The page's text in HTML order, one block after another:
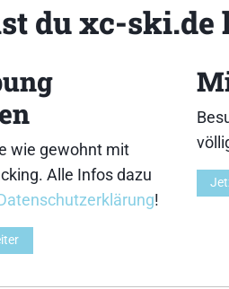
du xc-ski.de
wie gewohnt mit
Alle Infos dazu
!